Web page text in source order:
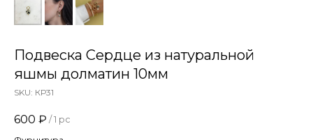
Подвеска Сердце из натуральной
яшмы долматин 10мм
SKU: КР31
600 ₽ / 1 pc